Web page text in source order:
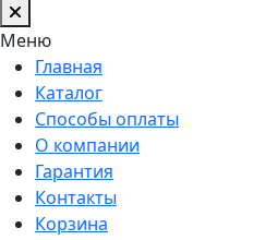
Меню
Главная
Каталог
Способы оплаты
О компании
Гарантия
Контакты
Корзина